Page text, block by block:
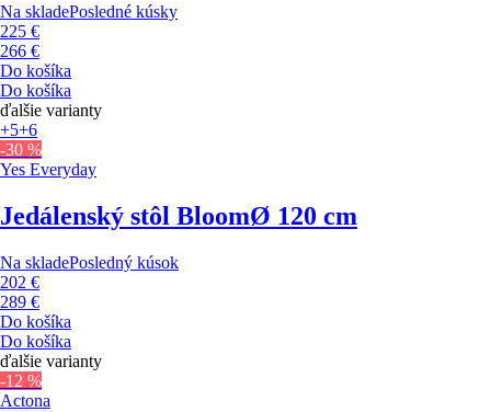
Na skladePosledné kúsky
225 €
266 €
Do košíka
Do košíka
ďalšie varianty
+5+6
-30 %
Yes Everyday
Jedálenský stôl BloomØ 120 cm
Na skladePosledný kúsok
202 €
289 €
Do košíka
Do košíka
ďalšie varianty
-12 %
Actona